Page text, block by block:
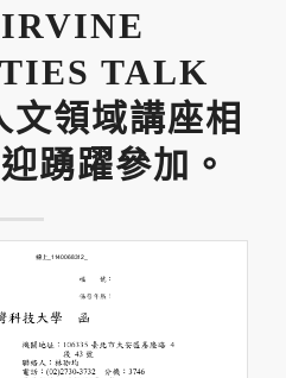
IRVINE
TALK
領域講座相
踴躍參加。